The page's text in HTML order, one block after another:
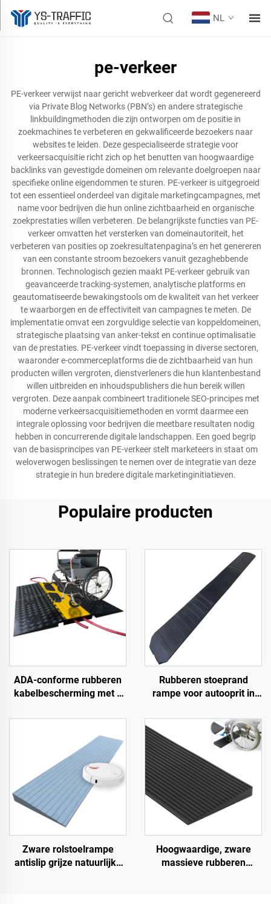
NL
pe-verkeer
PE-verkeer verwijst naar gericht webverkeer dat wordt gegenereerd
via Private Blog Networks (PBN’s) en andere strategische
linkbuildingmethoden die zijn ontworpen om de positie in
zoekmachines te verbeteren en gekwalificeerde bezoekers naar
websites te leiden. Deze gespecialiseerde strategie voor
verkeersacquisitie richt zich op het benutten van hoogwaardige
backlinks van gevestigde domeinen om relevante doelgroepen naar
specifieke online eigendommen te sturen. PE-verkeer is uitgegroeid
tot een essentieel onderdeel van digitale marketingcampagnes, met
name voor bedrijven die hun online zichtbaarheid en organische
zoekprestaties willen verbeteren. De belangrijkste functies van PE-
verkeer omvatten het versterken van domeinautoriteit, het
verbeteren van posities op zoekresultatenpagina’s en het genereren
van een constante stroom bezoekers vanuit gezaghebbende
bronnen. Technologisch gezien maakt PE-verkeer gebruik van
geavanceerde tracking-systemen, analytische platforms en
geautomatiseerde bewakingstools om de kwaliteit van het verkeer
te waarborgen en de effectiviteit van campagnes te meten. De
implementatie omvat een zorgvuldige selectie van koppeldomeinen,
strategische plaatsing van anker-tekst en continue optimalisatie
van de prestaties. PE-verkeer vindt toepassing in diverse sectoren,
waaronder e-commerceplatforms die de zichtbaarheid van hun
producten willen vergroten, dienstverleners die hun klantenbestand
willen uitbreiden en inhoudspublishers die hun bereik willen
vergroten. Deze aanpak combineert traditionele SEO-principes met
moderne verkeersacquisitiemethoden en vormt daarmee een
integrale oplossing voor bedrijven die meetbare resultaten nodig
hebben in concurrerende digitale landschappen. Een goed begrip
van de basisprincipes van PE-verkeer stelt marketeers in staat om
weloverwogen beslissingen te nemen over de integratie van deze
strategie in hun bredere digitale marketinginitiatieven.
Populaire producten
ADA-conforme rubberen
kabelbescherming met 5
rolstoeltoegankelijke
oprijplaat voor binnen- en
buitengebruik bij
evenementen
Rubberen stoeprand
rampe voor autooprit in
afgeronde stoepranden
Zware rolstoelrampe
antislip grijze natuurlijke
Hoogwaardige, zware
massieve rubberen